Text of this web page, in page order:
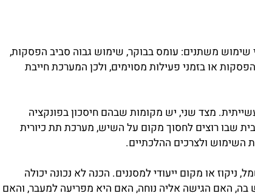
משתנים: עומס בבוקר, שימוש גבוה סביב הפסקות,
או בזמני פעילות מסוימים, ולכן המערכת חייבת
מצד שני, יש מקומות שבהם חיסכון בפונקציה
שבו רוצים לחסוך מקום על השיש, מערכת תת כיורית
ולצרכים ההלכתיים.